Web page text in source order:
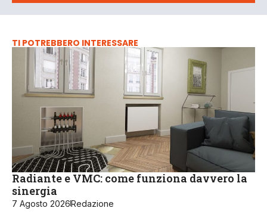
TI POTREBBERO INTERESSARE
Radiante e VMC: come funziona davvero la
sinergia
7 Agosto 2026Redazione